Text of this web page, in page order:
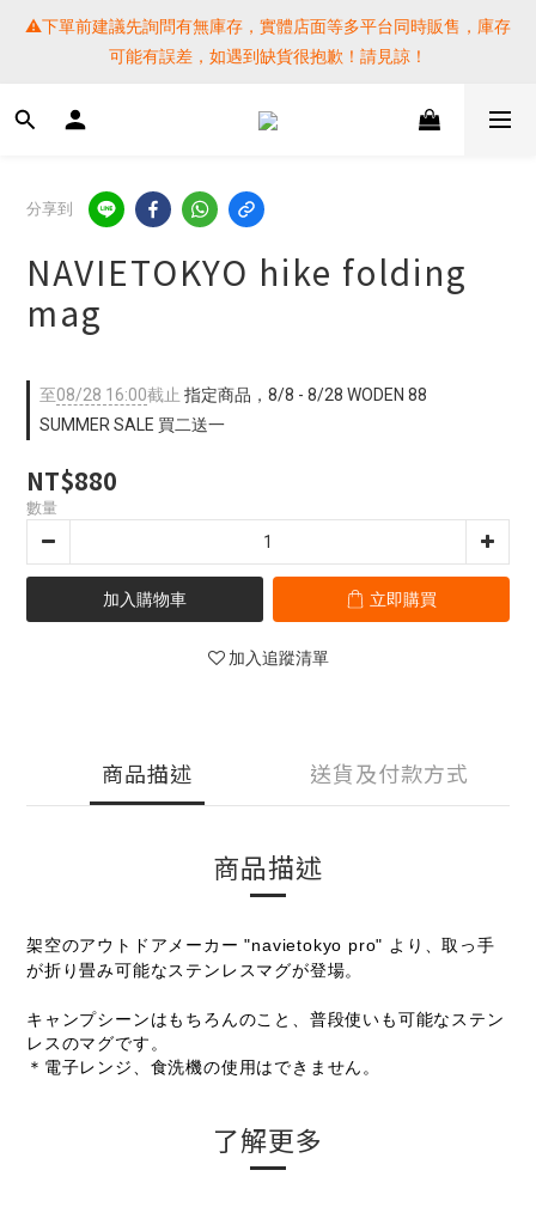
⚠️下單前建議先詢問有無庫存，實體店面等多平台同時販售，庫存
可能有誤差，如遇到缺貨很抱歉！請見諒！
⚠️下單前建議先詢問有無庫存，實體店面等多平台同時販售，庫存
可能有誤差，如遇到缺貨很抱歉！請見諒！
SF EXPRESS WORLD SHIPPING
提醒各位⚠️下單後寄出，請務必在時間內完成取貨才是乖寶寶呦~
如未取貨必須支付運費! 謝謝
⚠️下單前建議先詢問有無庫存，實體店面等多平台同時販售，庫存
分享到
NAVIETOKYO hike folding
mag
至08/28 16:00截止 指定商品，8/8 - 8/28 WODEN 88
SUMMER SALE 買二送一
NT$880
數量
加入購物車 立即購買
加入追蹤清單
商品描述 送貨及付款方式
商品描述
架空のアウトドアメーカー "navietokyo pro" より、取っ手
が折り畳み可能なステンレスマグが登場。
キャンプシーンはもちろんのこと、普段使いも可能なステン
レスのマグです。
＊電子レンジ、食洗機の使用はできません。
了解更多